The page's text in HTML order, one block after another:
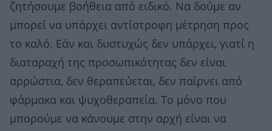
ζητήσουμε βοήθεια από ειδικό. Να δούμε αν
μπορεί να υπάρχει αντίστροφη μέτρηση προς
το καλό. Εάν και δυστυχώς δεν υπάρχει, γιατί η
διαταραχή της προσωπικότητας δεν είναι
αρρώστια, δεν θεραπεύεται, δεν παίρνει από
φάρμακα και ψυχοθεραπεία. Το μόνο που
μπορούμε να κάνουμε στην αρχή είναι να